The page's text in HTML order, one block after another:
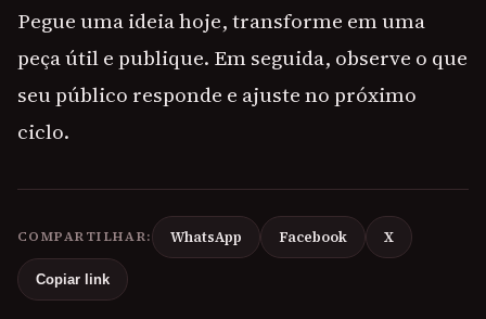
Pegue uma ideia hoje, transforme em uma
peça útil e publique. Em seguida, observe o que
seu público responde e ajuste no próximo
ciclo.
COMPARTILHAR: WhatsApp Facebook X
Copiar link